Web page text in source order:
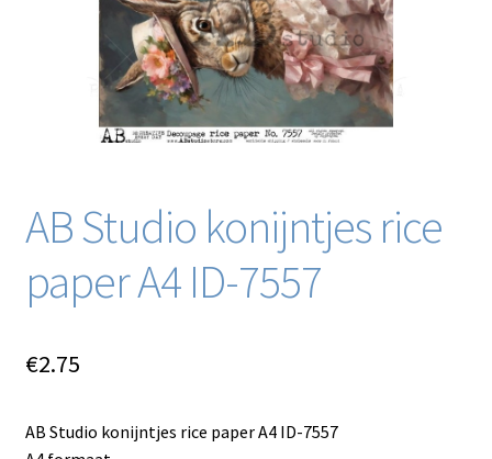
AB Studio konijntjes rice
paper A4 ID-7557
€2.75
AB Studio konijntjes rice paper A4 ID-7557